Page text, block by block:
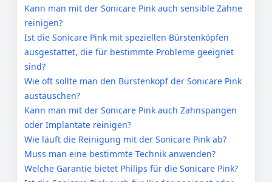
Kann man mit der Sonicare Pink auch sensible Zähne
reinigen?
Ist die Sonicare Pink mit speziellen Bürstenköpfen
ausgestattet, die für bestimmte Probleme geeignet
sind?
Wie oft sollte man den Bürstenkopf der Sonicare Pink
austauschen?
Kann man mit der Sonicare Pink auch Zahnspangen
oder Implantate reinigen?
Wie läuft die Reinigung mit der Sonicare Pink ab?
Muss man eine bestimmte Technik anwenden?
Welche Garantie bietet Philips für die Sonicare Pink?